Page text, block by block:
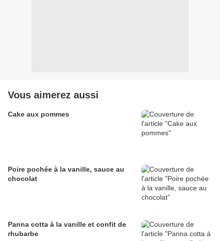
Vous aimerez aussi
Cake aux pommes
Poire pochée à la vanille, sauce au
chocolat
Panna cotta à la vanille et confit de
rhubarbe